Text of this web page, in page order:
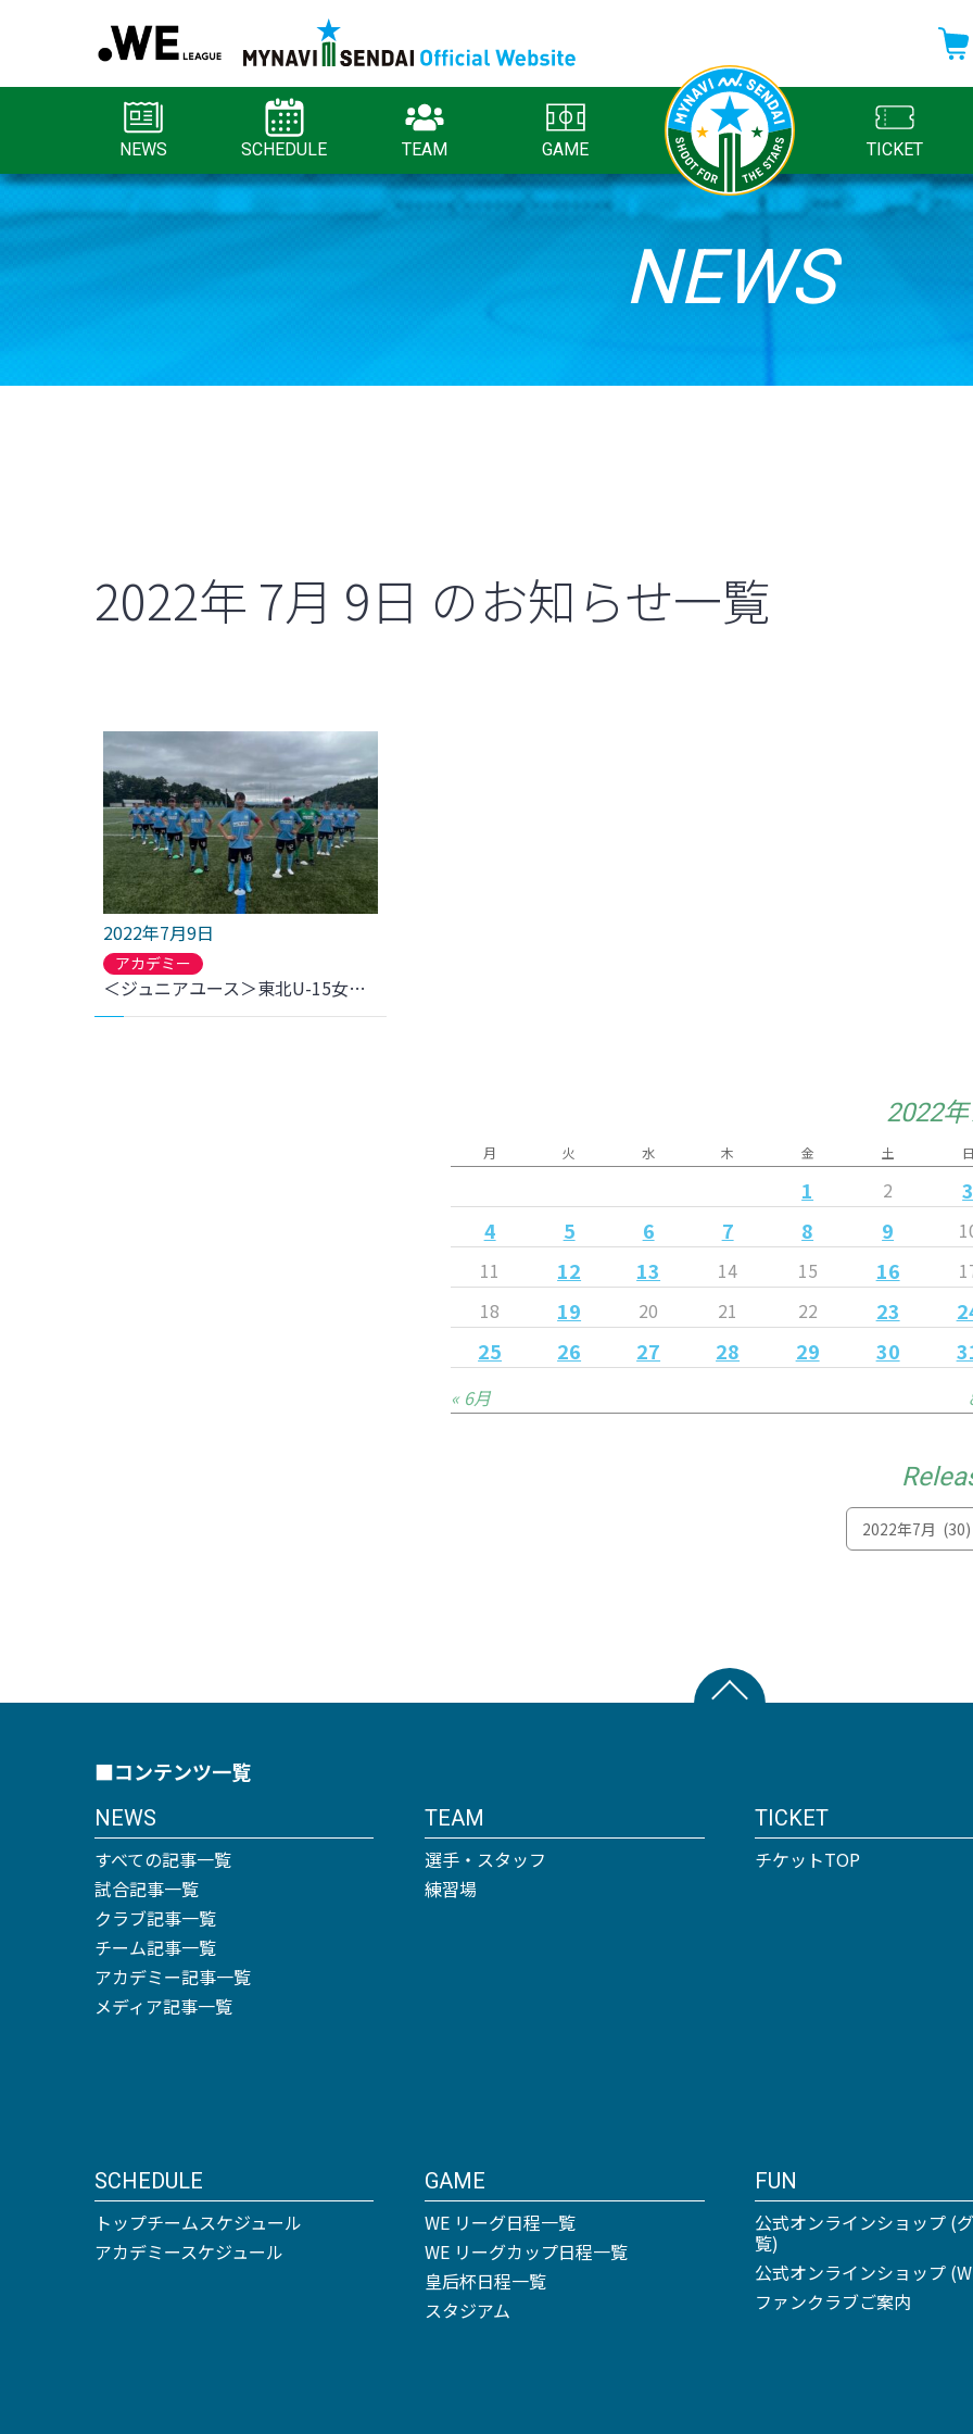
NEWS SCHEDULE TEAM GAME TICKET
NEWS
2022年 7月 9日 のお知らせ一覧
2022年7月9日
アカデミー
＜ジュニアユース＞東北U-15女子サッカーリーグ第3節 FCゼブラレディース岩手戦 結果のお知らせ
2022
月 火 水 木 金 土 日
1 2
3
4
5 6 7 8 9
11
12 13 14 15 16
18
19 20 21 22 23
25
26 27 28 29 30
« 6月
■コンテンツ一覧
NEWS
すべての記事一覧
試合記事一覧
クラブ記事一覧
チーム記事一覧
アカデミー記事一覧
メディア記事一覧
SCHEDULE
トップチームスケジュール
アカデミースケジュール
TEAM
選手・スタッフ
練習場
GAME
WE リーグ日程一覧
WE リーグカップ日程一覧
皇后杯日程一覧
スタジアム
TICKET
チケットTOP
FUN
公式オンラインショップ (
覧)
公式オンラインショップ
ファンクラブご案内